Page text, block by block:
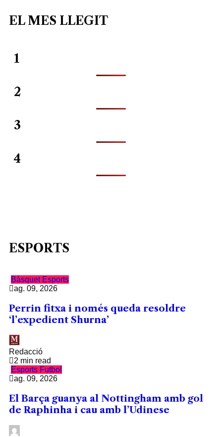
EL MES LLEGIT
1
2
3
4
ESPORTS
Bàsquet Esports
ag. 09, 2026
Perrin fitxa i només queda resoldre
‘l’expedient Shurna’
Redacció
2 min read
Esports Futbol
ag. 09, 2026
El Barça guanya al Nottingham amb gol
de Raphinha i cau amb l’Udinese